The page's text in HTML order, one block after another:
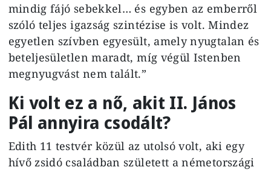
mindig fájó sebekkel… és egyben az emberről
szóló teljes igazság szintézise is volt. Mindez
egyetlen szívben egyesült, amely nyugtalan és
beteljesületlen maradt, míg végül Istenben
megnyugvást nem talált.”
Ki volt ez a nő, akit II. János
Pál annyira csodált?
Edith 11 testvér közül az utolsó volt, aki egy
hívő zsidó családban született a németországi